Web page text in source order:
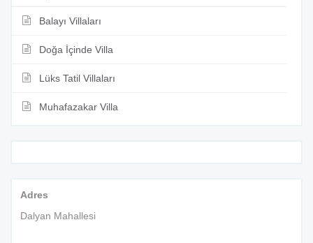
Balayı Villaları
Doğa İçinde Villa
Lüks Tatil Villaları
Muhafazakar Villa
Adres
Dalyan Mahallesi